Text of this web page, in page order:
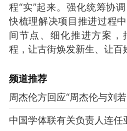
程“实”起来。强化统筹协
快梳理解决项目推进过程
间节点、细化推进方案，
程，让古街焕发新生、让百
频道推荐
周杰伦方回应“周杰伦与刘
中国学体联有关负责人连任